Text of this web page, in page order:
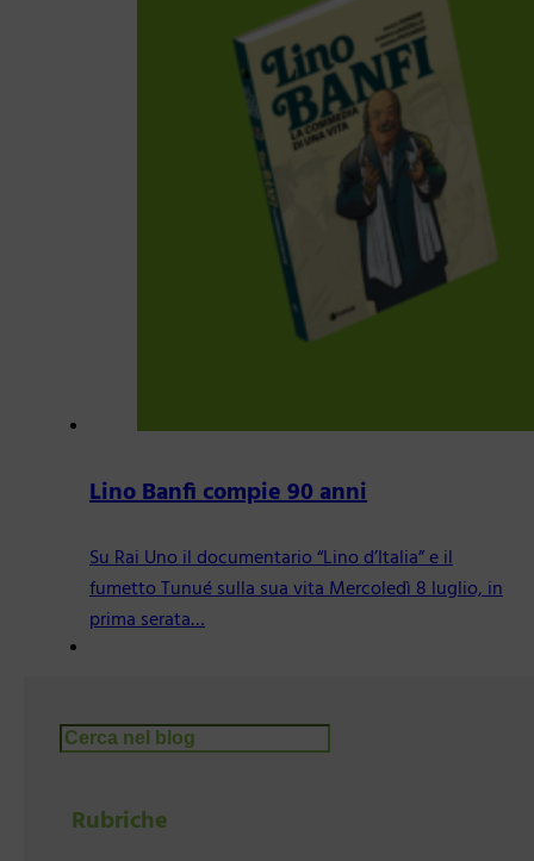
Lino Banfi compie 90 anni
Su Rai Uno il documentario “Lino d’Italia” e il
fumetto Tunué sulla sua vita Mercoledì 8 luglio, in
prima serata…
Cerca
Rubriche